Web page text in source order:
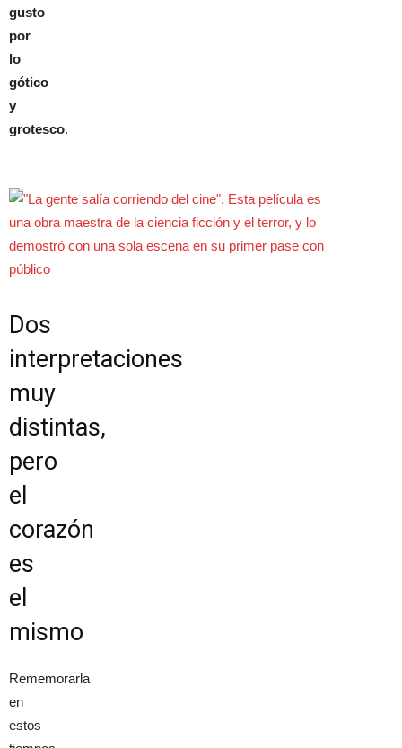
gusto
por
lo
gótico
y
grotesco.
Dos
interpretaciones
muy
distintas,
pero
el
corazón
es
el
mismo
Rememorarla
en
estos